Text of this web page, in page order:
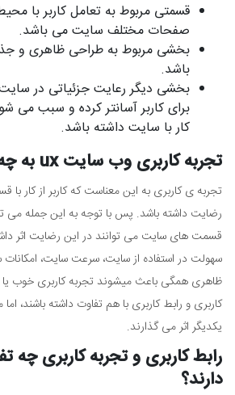
قسمتی مربوط به تعامل کاربر با
صفحات مختلف سایت می باشد.
بخشی مربوط به طراحی ظاهری و
باشد.
بخشی دیگر رعایت جزئیاتی در سایت
برای کاربر آسانتر کرده و سبب می
کار با سایت داشته باشد.
تجربه کاربری وب سایت ux به چه معناست؟
تجربه ی کاربری به این معناست که کاربر از کار
رضایت داشته باشد. پس با توجه به این جمله می
قسمت های سایت می توانند در این رضایت اثر
سهولت در استفاده از سایت، سرعت سایت،
ظاهری همگی باعث می­شوند تجربه کاربری خوب
کاربری و رابط کاربری با هم تفاوت داشته باشند،
یکدیگر اثر می گذارند.
رابط کاربری و تجربه کاربری چه
دارند؟